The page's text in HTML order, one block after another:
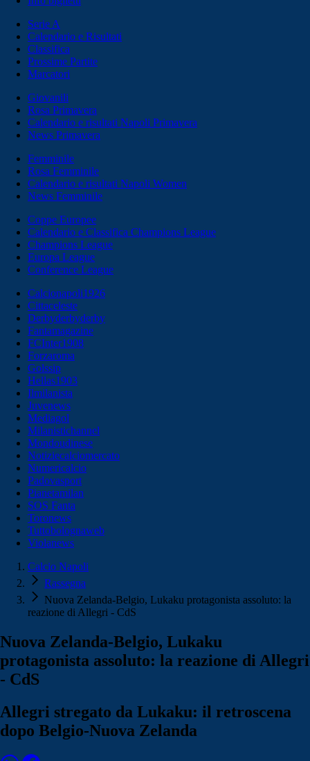
Serie A
Calendario e Risultati
Classifica
Prossime Partite
Marcatori
Giovanili
Rosa Primavera
Calendario e risultati Napoli Primavera
News Primavera
Femminile
Rosa Femminile
Calendario e risultati Napoli Women
News Femminile
Coppe Europee
Calendario e Classifica Champions League
Champions League
Europa League
Conference League
Calcionapoli1926
Cittaceleste
Derbyderbyderby
Fantamagazine
FCInter1908
Forzaroma
Golssip
Hellas1903
Ilmilanista
Juvenews
Mediagol
Milanistichannel
Mondoudinese
Notiziecalciomercato
Numericalcio
Padovasport
Pianetamilan
SOS Fanta
Toronews
Tuttobolognaweb
Violanews
Calcio Napoli
Rassegna
Nuova Zelanda-Belgio, Lukaku protagonista assoluto: la
reazione di Allegri - CdS
Nuova Zelanda-Belgio, Lukaku
protagonista assoluto: la reazione di Allegri
- CdS
Allegri stregato da Lukaku: il retroscena
dopo Belgio-Nuova Zelanda